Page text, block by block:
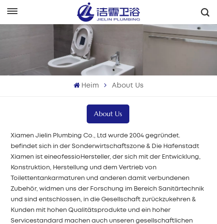
Français
Italiano
Русский
Español
Português
بالعربية
Heim About Us
About Us
Xiamen Jiel in Plumbing Co., Ltdwurde 2004 gegründet.
befindet sich in der Sonderwirtschaftszone &
Die Hafenstadt
Xiamen ist eineofessio Hersteller, der sich mit der Entwicklung,
Konstruktion, Herstellung und dem Vertrieb von
Toilettentankarmaturen und anderen damit verbundenen
Zubehör, widmen uns der Forschung im Bereich Sanitärtechnik
und sind entschlossen, in die Gesellschaft zurückzukehren&
Kunden mit hohen Qualitätsprodukte und ein hoher
Servicestandard machen auch unseren gesellschaftlichen